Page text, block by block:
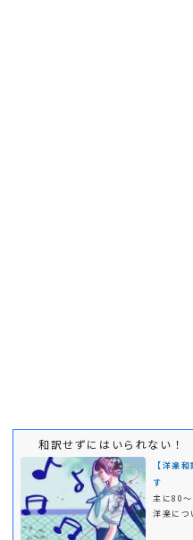
和訳せずにはいられない！
【洋楽
す
主に80
洋楽につ